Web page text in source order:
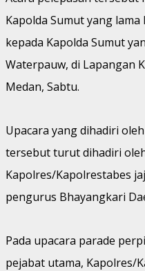
Kapolda Sumut yang lama
kepada Kapolda Sumut
Waterpauw, di Lapangan
Medan, Sabtu.
Upacara yang dihadiri
tersebut turut dihadiri
Kapolres/Kapolrestabes
pengurus Bhayangkari
Pada upacara parade
pejabat utama, Kapolres/